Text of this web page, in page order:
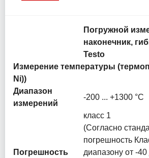
Погружной
наконечник,
Testo
Измерение температуры
Ni))
Диапазон
измерений
-200 ... +1300 °C
Погрешность
класс 1
(Согласно
погрешность
диапазону от -